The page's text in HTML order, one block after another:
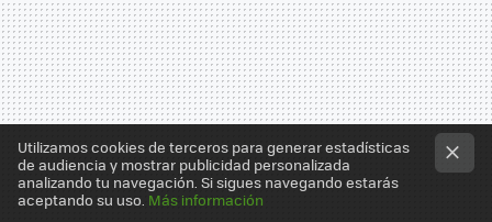
Utilizamos cookies de terceros para generar estadísticas
de audiencia y mostrar publicidad personalizada
analizando tu navegación. Si sigues navegando estarás
aceptando su uso. Más información